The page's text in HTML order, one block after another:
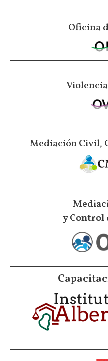
Oficina
Mediación Civil,
y Control